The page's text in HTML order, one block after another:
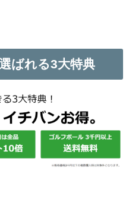
ばれる3大特典